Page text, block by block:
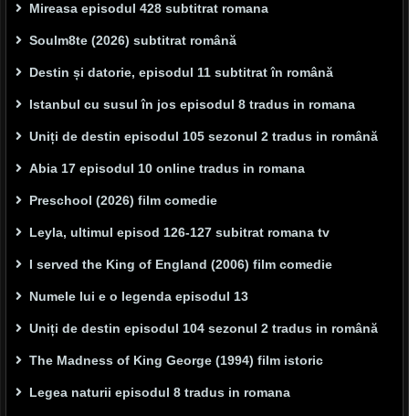
Mireasa episodul 428 subtitrat romana
Soulm8te (2026) subtitrat română
Destin și datorie, episodul 11 subtitrat în română
Istanbul cu susul în jos episodul 8 tradus in romana
Uniți de destin episodul 105 sezonul 2 tradus in română
Abia 17 episodul 10 online tradus in romana
Preschool (2026) film comedie
Leyla, ultimul episod 126-127 subitrat romana tv
I served the King of England (2006) film comedie
Numele lui e o legenda episodul 13
Uniți de destin episodul 104 sezonul 2 tradus in română
The Madness of King George (1994) film istoric
Legea naturii episodul 8 tradus in romana